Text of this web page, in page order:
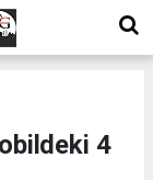
4